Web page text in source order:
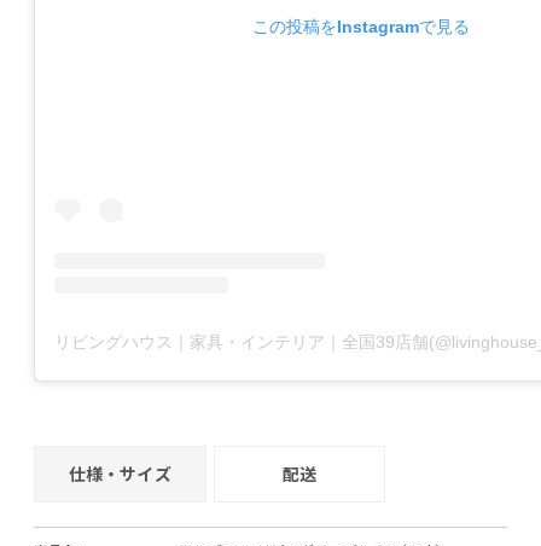
この投稿をInstagramで見る
仕様・サイズ 配送